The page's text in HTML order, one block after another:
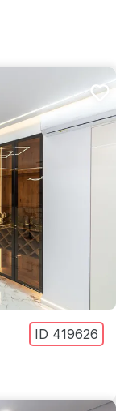
ID 419626